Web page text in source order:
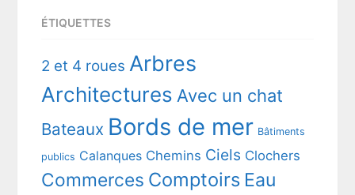
ÉTIQUETTES
2 et 4 roues Arbres
Architectures Avec un chat
Bateaux Bords de mer Bâtiments
publics Calanques Chemins Ciels Clochers
Commerces Comptoirs Eau